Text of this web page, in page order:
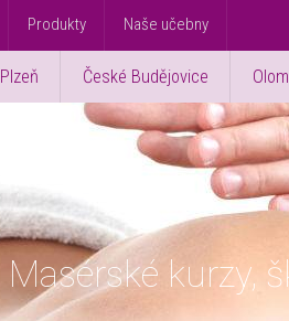
Produkty Naše učebny
Plzeň České Budějovice
Masérské kurzy,